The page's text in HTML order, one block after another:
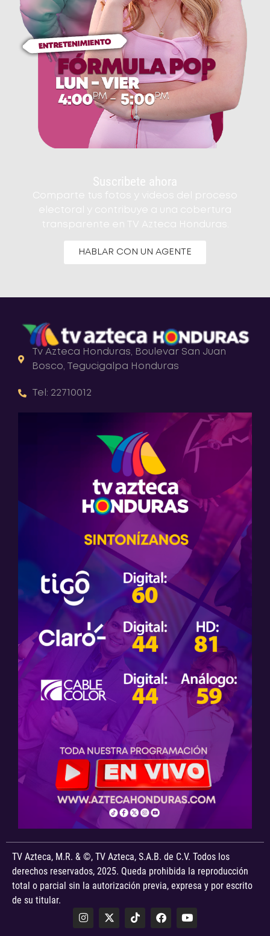
Suscribete ahora
Comparte tus fotos y videos del proceso
electoral y contribuye a una cobertura
transparente en TV Azteca Honduras.
HABLAR CON UN AGENTE
Tv Azteca Honduras, Boulevar San Juan
Bosco, Tegucigalpa Honduras
Tel: 22710012
TV Azteca, M.R. & ©, TV Azteca, S.A.B. de C.V. Todos los
derechos reservados, 2025. Queda prohibida la reproducción
total o parcial sin la autorización previa, expresa y por escrito
de su titular.